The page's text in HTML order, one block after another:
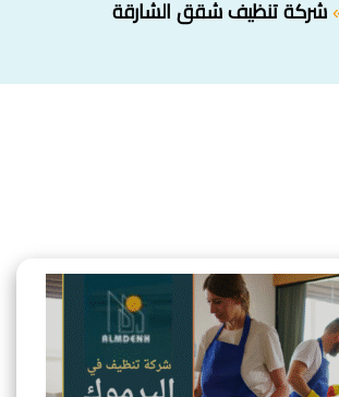
شركة تنظيف شقق الشارقة